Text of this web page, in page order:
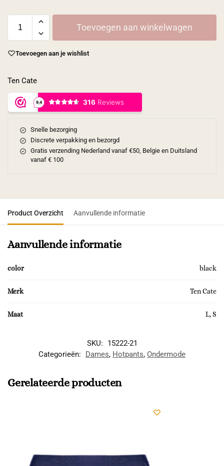
Toevoegen aan winkelwagen
Toevoegen aan je wishlist
Ten Cate
Snelle bezorging
Discrete verpakking en bezorgd
Gratis verzending Nederland vanaf €50, Belgie en Duitsland
vanaf € 100
Product Overzicht Aanvullende informatie
Aanvullende informatie
color black
Merk Ten Cate
Maat L, S
SKU:
15222-21
Categorieën:
Dames, Hotpants, Ondermode
Gerelateerde producten